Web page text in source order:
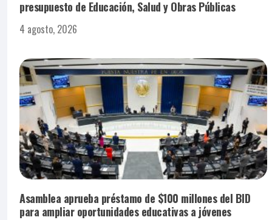
presupuesto de Educación, Salud y Obras Públicas
4 agosto, 2026
Asamblea aprueba préstamo de $100 millones del BID
para ampliar oportunidades educativas a jóvenes